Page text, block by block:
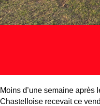
Moins d’une semaine après
Chastelloise recevait ce